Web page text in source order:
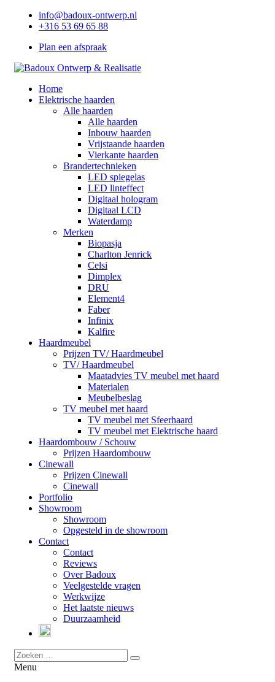
info@badoux-ontwerp.nl
+316 53 69 65 88
Plan een afspraak
Home
Elektrische haarden
Alle haarden
Alle haarden
Inbouw haarden
Vrijstaande haarden
Vierkante haarden
Brandertechnieken
LED spiegelas
LED linteffect
Digitaal hologram
Digitaal LCD
Waterdamp
Merken
Biopasja
Charlton Jenrick
Celsi
Dimplex
DRU
Element4
Faber
Infinix
Kalfire
Haardmeubel
Prijzen TV/ Haardmeubel
TV/ Haardmeubel
Maatadvies TV meubel met haard
Materialen
Meubelbeslag
TV meubel met haard
TV meubel met Sfeerhaard
TV meubel met Elektrische haard
Haardombouw / Schouw
Prijzen Haardombouw
Cinewall
Prijzen Cinewall
Cinewall
Portfolio
Showroom
Showroom
Opgesteld in de showroom
Contact
Contact
Reviews
Over Badoux
Veelgestelde vragen
Werkwijze
Het laatste nieuws
Duurzaamheid
Menu